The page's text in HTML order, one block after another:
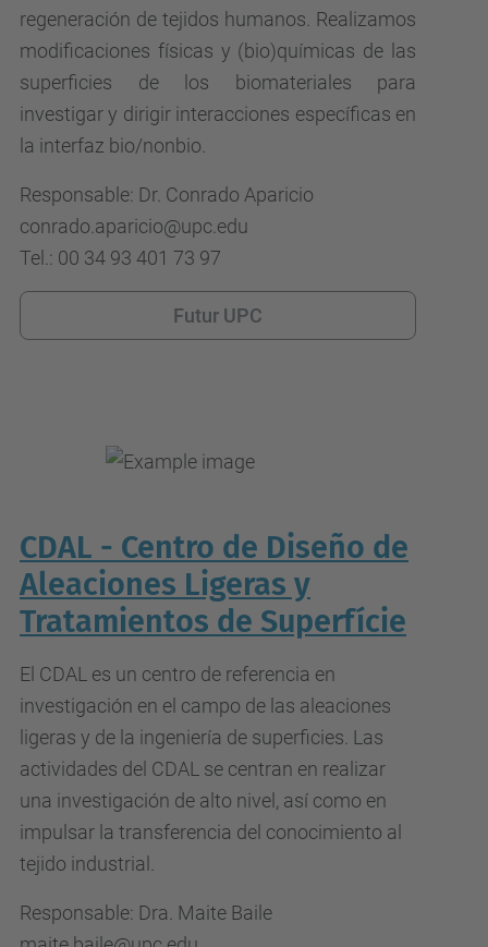
regeneración de tejidos humanos. Realizamos
modificaciones físicas y (bio)químicas de las
superficies de los biomateriales para
investigar y dirigir interacciones específicas en
la interfaz bio/nonbio.
Responsable: Dr. Conrado Aparicio
conrado.aparicio@upc.edu
Tel.: 00 34 93 401 73 97
Futur UPC
CDAL - Centro de Diseño de
Aleaciones Ligeras y
Tratamientos de Superfície
El CDAL es un centro de referencia en
investigación en el campo de las aleaciones
ligeras y de la ingeniería de superficies. Las
actividades del CDAL se centran en realizar
una investigación de alto nivel, así como en
impulsar la transferencia del conocimiento al
tejido industrial.
Responsable: Dra. Maite Baile